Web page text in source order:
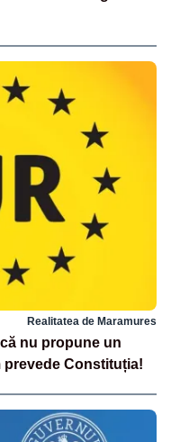
Realitatea de Maramures
nu propune un
prevede Constituția!